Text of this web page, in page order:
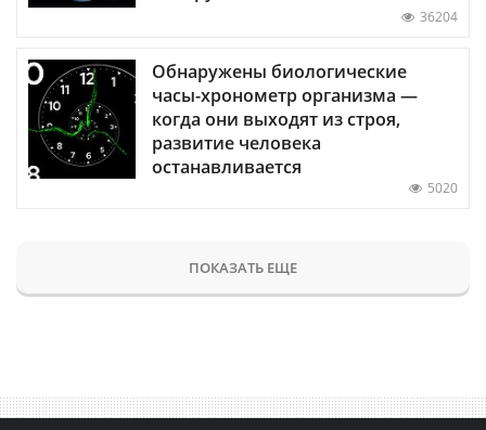
36204
Обнаружены биологические
часы-хронометр организма —
когда они выходят из строя,
развитие человека
останавливается
5020
ПОКАЗАТЬ ЕЩЕ